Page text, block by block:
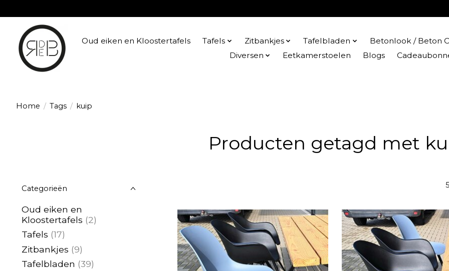
Oud eiken en Kloostertafels Tafels Zitbankjes Tafelbladen
Betonlook / Beton
Diversen
Eetkamerstoelen Blogs
Home / Tags / kuip
Producten getagd met
Categorieën
Oud eiken en
Kloostertafels (2)
Tafels (17)
Zitbankjes (9)
Tafelbladen (39)